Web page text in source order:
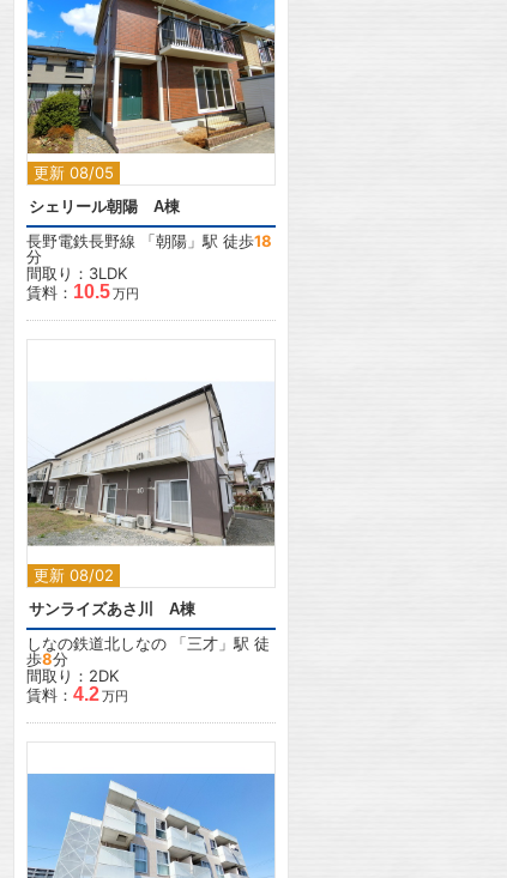
更新 08/05
シェリール朝陽 A棟
長野電鉄長野線 「朝陽 」駅 徒歩18
分
間取り：3LDK
賃料： 10.5万円
更新 08/02
サンライズあさ川 A棟
しなの鉄道北しなの 「三才 」駅 徒
歩8分
間取り：2DK
賃料： 4.2万円